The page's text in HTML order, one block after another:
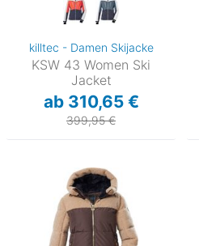
killtec - Damen Skijacke
KSW 43 Women Ski
Jacket
ab 310,65 €
399,95 €